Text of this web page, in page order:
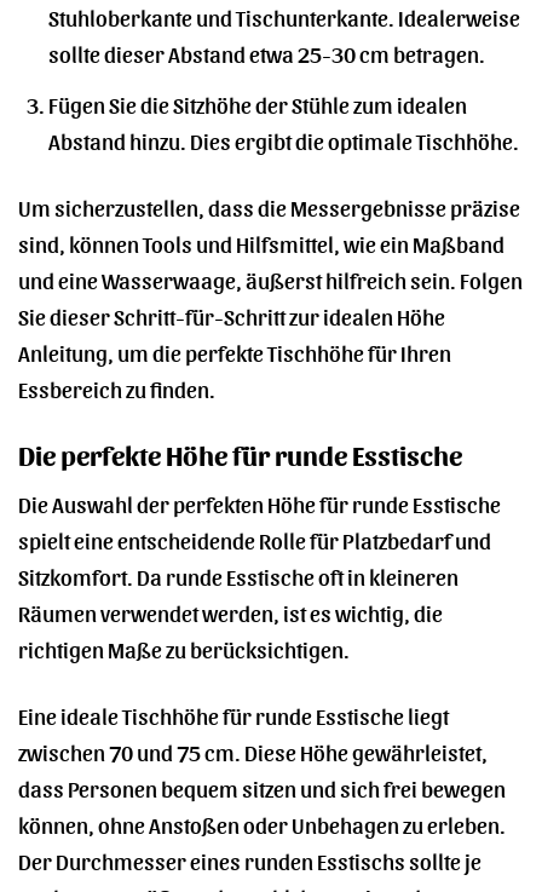
Stuhloberkante und Tischunterkante. Idealerweise
sollte dieser Abstand etwa 25-30 cm betragen.
Fügen Sie die Sitzhöhe der Stühle zum idealen
Abstand hinzu. Dies ergibt die optimale Tischhöhe.
Um sicherzustellen, dass die Messergebnisse präzise
sind, können Tools und Hilfsmittel, wie ein Maßband
und eine Wasserwaage, äußerst hilfreich sein. Folgen
Sie dieser Schritt-für-Schritt zur idealen Höhe
Anleitung, um die perfekte Tischhöhe für Ihren
Essbereich zu finden.
Die perfekte Höhe für runde Esstische
Die Auswahl der perfekten Höhe für runde Esstische
spielt eine entscheidende Rolle für Platzbedarf und
Sitzkomfort. Da runde Esstische oft in kleineren
Räumen verwendet werden, ist es wichtig, die
richtigen Maße zu berücksichtigen.
Eine ideale Tischhöhe für runde Esstische liegt
zwischen 70 und 75 cm. Diese Höhe gewährleistet,
dass Personen bequem sitzen und sich frei bewegen
können, ohne Anstoßen oder Unbehagen zu erleben.
Der Durchmesser eines runden Esstischs sollte je